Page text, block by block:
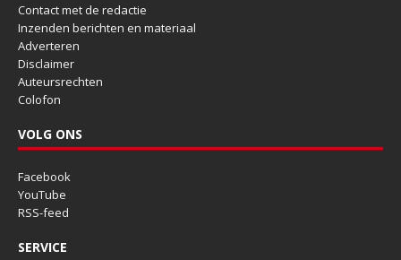
Contact met de redactie
Inzenden berichten en materiaal
Adverteren
Disclaimer
Auteursrechten
Colofon
VOLG ONS
Facebook
YouTube
RSS-feed
SERVICE